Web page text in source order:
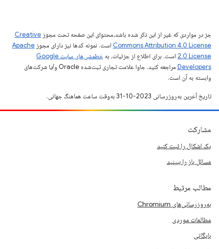
جز در مواردی که غیر از این ذکر شده باشد،‌محتوای این صفحه تحت مجوز Creative
Commons Attribution 4.0 License است. نمونه کدها نیز دارای مجوز Apache
2.0 License است. برای اطلاع از جزئیات، به
خطمشی‌های سایت Google
Developers‏
مراجعه کنید. جاوا علامت تجاری ثبت‌شده Oracle و/یا شرکت‌های
وابسته به آن است.
تاریخ آخرین به‌روزرسانی 2023-10-31 به‌وقت ساعت هماهنگ جهانی.
مشارکت
یک اشکال را ثبت کنید
مسائل باز را ببینید
مطالب مرتبط
به‌روزرسانی‌های Chromium
مطالعات موردی
بایگانی